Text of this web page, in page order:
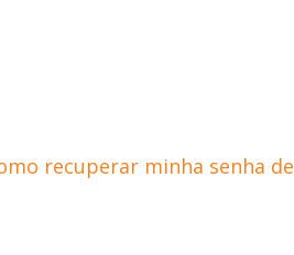
recuperar minha senha de